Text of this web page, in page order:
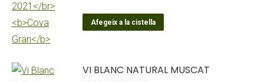
Afegeix a la cistella
VI BLANC NATURAL MUSCAT